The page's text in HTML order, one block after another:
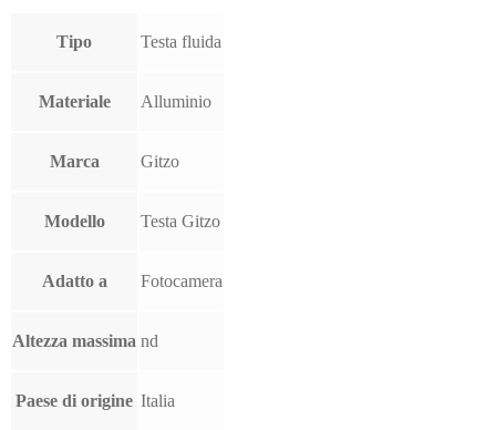
Tipo Testa fluida
Materiale Alluminio
Marca Gitzo
Modello Testa Gitzo
Adatto a Fotocamera
Altezza massima nd
Paese di origine Italia